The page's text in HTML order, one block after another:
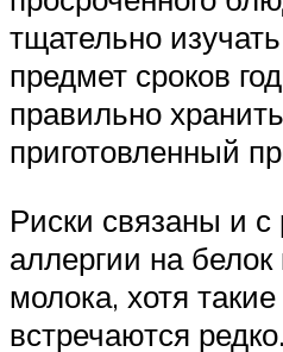
тщательно
предмет сроков
правильно
приготовленный
Риски связаны и с
аллергии на белок
молока, хотя
встречаются